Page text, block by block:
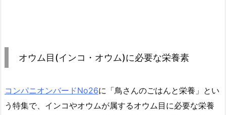
オウム目(インコ・オウム)に必要な栄養素
コンパニオンバードNo26に「鳥さんのごはんと栄養」とい
う特集で、インコやオウムが属するオウム目に必要な栄養